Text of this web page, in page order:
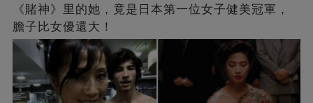
《賭神》里的她，竟是日本第一位女子健美冠軍，
膽子比女優還大！